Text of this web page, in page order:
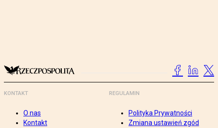
KONTAKT
O nas
Kontakt
REGULAMIN
Polityka Prywatności
Zmiana ustawień zgód